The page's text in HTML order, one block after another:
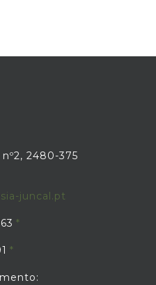
2480-375
juncal.pt